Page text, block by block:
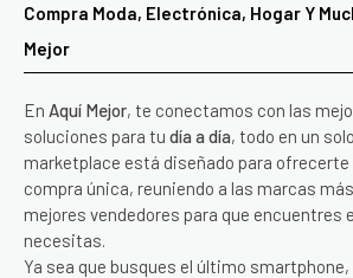
Compra Moda, Electrónica, Hogar Y
Mejor
En Aquí Mejor, te conectamos con las
soluciones para tu día a día, todo en un
marketplace está diseñado para ofrecerte
compra única, reuniendo a las marcas
mejores vendedores para que encuentres
necesitas.
Ya sea que busques el último